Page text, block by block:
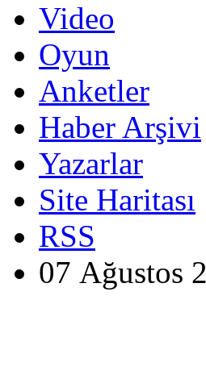
Video
Oyun
Anketler
Haber Arşivi
Yazarlar
Site Haritası
RSS
07 Ağustos